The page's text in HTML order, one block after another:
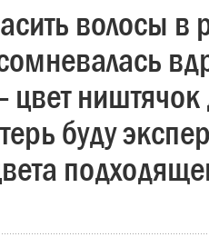
волосы
цвет
буду